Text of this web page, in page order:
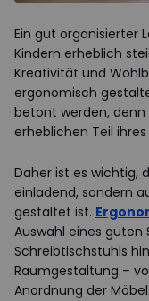
Ein gut organisierter
Kindern erheblich
Kreativität und
ergonomisch
betont werden, denn
erheblichen Teil
Daher ist es wichtig,
einladend, sondern
gestaltet ist.
Auswahl eines guten
Schreibtischstuhls
Raumgestaltung –
Anordnung der Möbel.